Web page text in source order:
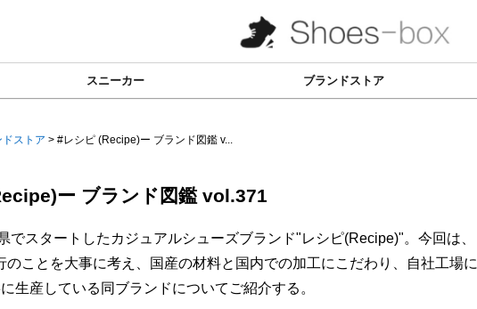
スニーカー ブランドストア
ドストア > #レシピ (Recipe)ー ブランド図鑑 v...
ー ブランド図鑑 vol.371
でスタートしたカジュアルシューズブランド"レシピ(Recipe)"。今回は、
のことを大事に考え、国産の材料と国内での加工にこだわり、自社工場に
生産している同ブランドについてご紹介する。